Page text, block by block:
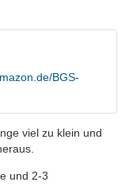
BGS-
viel zu klein und
und 2-3